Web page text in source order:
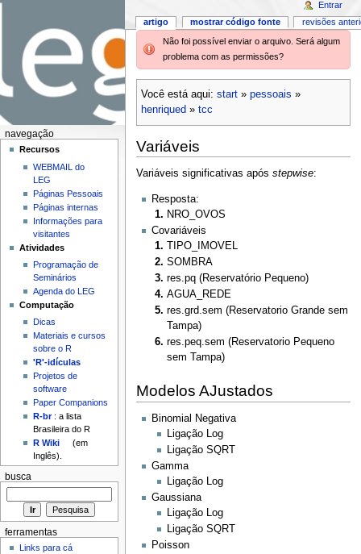
Não foi possível enviar o arquivo. Será algum
problema com as permissões?
Você está aqui: start» pessoais »
henriqued » tcc
Variáveis
Variáveis significativas após stepwise:
Resposta:
NRO_OVOS
Covariáveis
TIPO_IMOVEL
SOMBRA
res.pq (Reservatório Pequeno)
AGUA_REDE
res.grd.sem (Reservatorio Grande sem
Tampa)
res.peq.sem (Reservatorio Pequeno
sem Tampa)
Modelos AJustados
Binomial Negativa
Ligação Log
Ligação SQRT
Gamma
Ligação Log
Gaussiana
Ligação Log
Ligação SQRT
Poisson
artigo mostrar código fonte revisões
Entrar
navegação
Recursos
WEBMAIL do
LEG
Páginas Pessoais
Páginas internas
Informações para
visitantes
Atividades
Programação de
Seminários
Agenda do LEG
Computação
Dicas
Materiais e cursos
sobre o R
'R'-idículas
Projetos de
software
Paper Companions
R-br: a lista
Brasileira do R
R Wiki
(em
Inglês).
busca
ferramentas
Links para cá